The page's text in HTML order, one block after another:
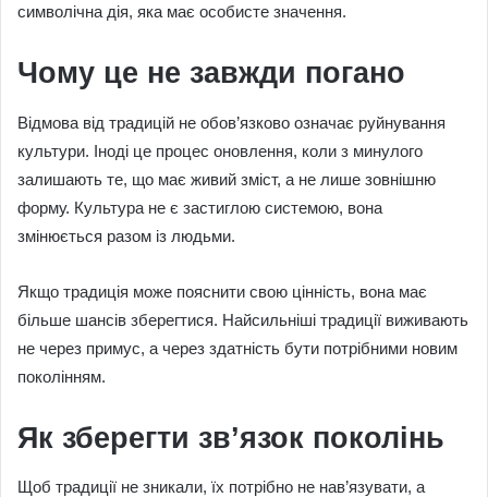
символічна дія, яка має особисте значення.
Чому це не завжди погано
Відмова від традицій не обов’язково означає руйнування
культури. Іноді це процес оновлення, коли з минулого
залишають те, що має живий зміст, а не лише зовнішню
форму. Культура не є застиглою системою, вона
змінюється разом із людьми.
Якщо традиція може пояснити свою цінність, вона має
більше шансів зберегтися. Найсильніші традиції виживають
не через примус, а через здатність бути потрібними новим
поколінням.
Як зберегти зв’язок поколінь
Щоб традиції не зникали, їх потрібно не нав’язувати, а